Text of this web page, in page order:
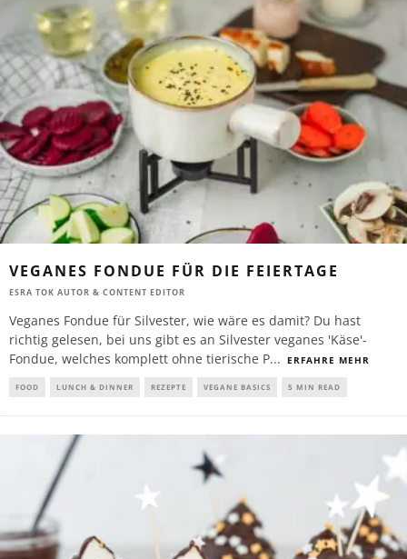
VEGANES FONDUE FÜR DIE FEIERTAGE
ESRA TOK AUTOR & CONTENT EDITOR
Veganes Fondue für Silvester, wie wäre es damit? Du hast
richtig gelesen, bei uns gibt es an Silvester veganes 'Käse'-
Fondue, welches komplett ohne tierische P... ERFAHRE MEHR
FOOD LUNCH & DINNER REZEPTE VEGANE BASICS 5 MIN READ